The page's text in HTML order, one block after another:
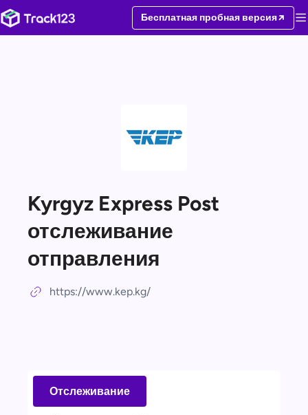
Бесплатная пробная версия
Kyrgyz Express Post
отслеживание
отправления
https://www.kep.kg/
Отслеживание